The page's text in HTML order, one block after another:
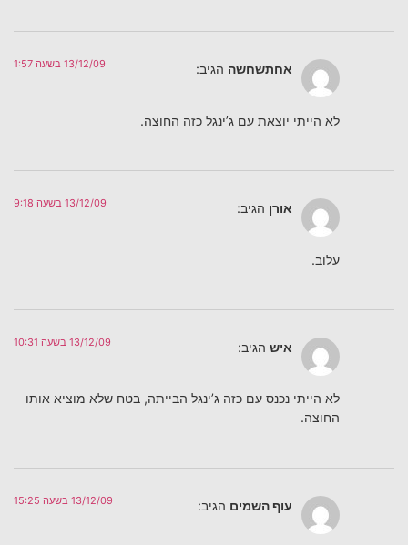
אחתשחשה הגיב: 13/12/09 בשעה 1:57
לא הייתי יוצאת עם ג’ינגל כזה החוצה.
אורן הגיב: 13/12/09 בשעה 9:18
עלוב.
איש הגיב: 13/12/09 בשעה 10:31
לא הייתי נכנס עם כזה ג’ינגל הבייתה, בטח שלא מוציא אותו
החוצה.
עוף השמים הגיב: 13/12/09 בשעה 15:25